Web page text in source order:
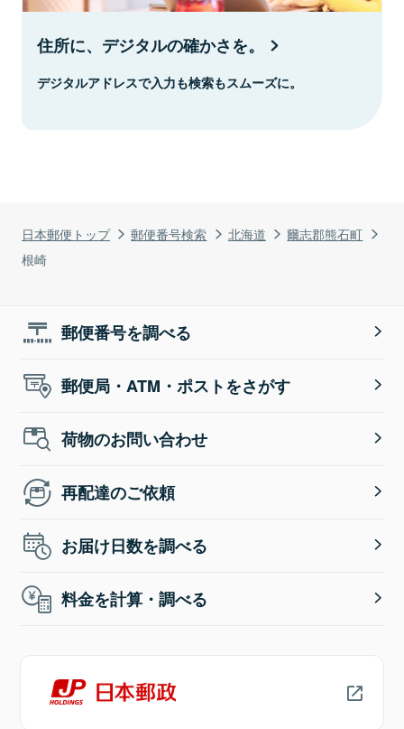
日本郵便トップ 郵便番号検索 北海道
爾志郡熊石町
根崎
住所に、デジタルの確かさを。
デジタルアドレスで入力も検索もスムーズに。
郵便番号を調べる
郵便局・ATM・ポストをさがす
荷物のお問い合わせ
再配達のご依頼
お届け日数を調べる
料金を計算・調べる